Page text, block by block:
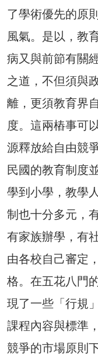
了學術優先的原
風氣。是以，教
病又與前節有關
之道，不但須與
離，更須教育界
度。這兩樁事可
源釋放給自由競
民國的教育制度
學到小學，教學
制也十分多元，
有家族辦學，有
由各校自己審定
格。在五花八門
現了一些「行規
課程內容與標準
競爭的市場原則